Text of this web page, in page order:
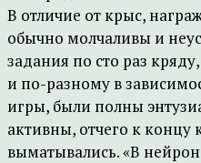
В отличие от крыс,
обычно молчаливы и
задания по сто раз
и по-разному в
игры, были полны
активны, отчего к концу
выматывались. «В